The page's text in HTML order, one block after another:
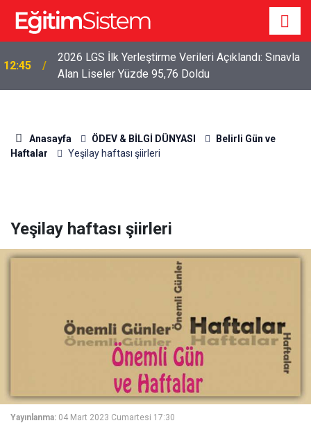
12:45
2026 LGS İlk Yerleştirme Verileri Açıklandı: Sınavla
Alan Liseler Yüzde 95,76 Doldu
Anasayfa ÖDEV & BİLGİ DÜNYASI
Belirli Gün ve
Haftalar
Yeşilay haftası şiirleri
Yeşilay haftası şiirleri
Yayınlanma: 04 Mart 2023 Cumartesi 17:30